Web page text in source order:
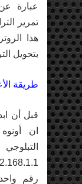
عبارة
تمرير
هذا
بتحويل
طريقة
قبل أن
ان
رقم